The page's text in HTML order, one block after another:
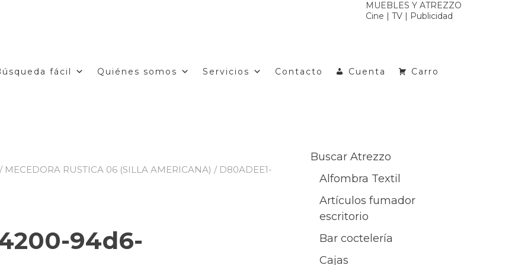
MUEBLES Y ATREZZO
Cine | TV | Publicidad
fácil Quiénes somos Servicios Contacto Cuenta Carro
/ MECEDORA RUSTICA 06 (SILLA AMERICANA) / D80ADEE1-
94d6-
Buscar Atrezzo
Alfombra Textil
Artículos fumador
escritorio
Bar coctelería
Cajas